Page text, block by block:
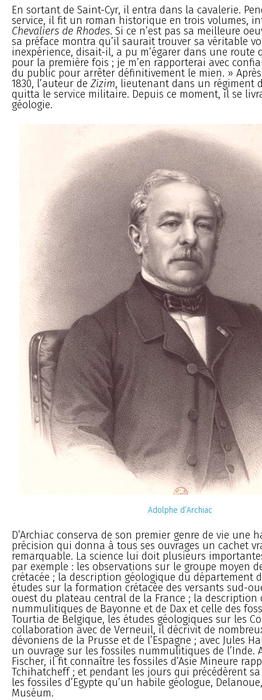
En sortant de Saint-Cyr, il entra dans la cavalerie.
service, il fit un roman historique en trois volumes,
Chevaliers de Rhodes. Si ce n’est pas sa meilleure
sa préface montra qu’il saurait trouver sa véritable
inexpérience, disait-il, a pu m’égarer dans une route
pour la première fois ; je m’en rapporterai avec
du public pour arrêter définitivement le mien. »
1830, l’auteur de Zizim, lieutenant dans un régiment
quitta le service militaire. Depuis ce moment, il se
géologie.
Adolphe d’Archiac
D’Archiac conserva de son premier genre de vie une
précision qui donna à tous ses ouvrages un cachet
remarquable. La science lui doit plusieurs
par exemple : les observations sur le groupe moyen
crétacée ; la description géologique du département
études sur la formation crétacée des versants sud-
ouest du plateau central de la France ; la description
nummulitiques de Bayonne et de Dax et celle des
Tourtia de Belgique, les études géologiques sur les
collaboration avec de Verneuil, il décrivit de
dévoniens de la Prusse et de l’Espagne ; avec Jules
un ouvrage sur les fossiles nummulitiques de l’Inde.
Fischer, il fit connaître les fossiles d’Asie Mineure
Tchihatcheff ; et pendant les jours qui précédèrent
les fossiles d’Egypte qu’un habile géologue,
Muséum.